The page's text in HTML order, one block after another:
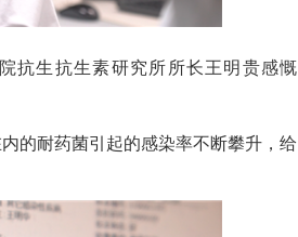
抗生抗生素研究所所长王明贵感慨
的耐药菌引起的感染率不断攀升，给